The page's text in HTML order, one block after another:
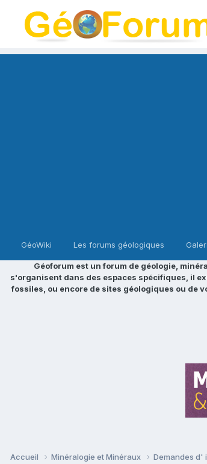
GéoWiki Les forums géologiques
Géoforum est un forum de géologie,
s'organisent dans des espaces spécifiques, il
fossiles, ou encore de sites géologiques ou de
Accueil Minéralogie et Minéraux Demandes d'